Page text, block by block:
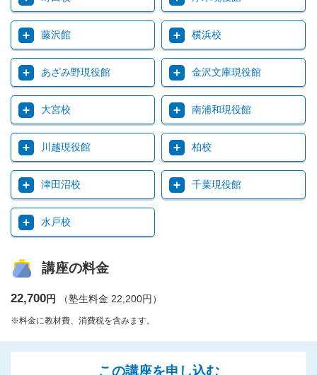
藤沢館 横浜校
あざみ野現役館 金沢文庫現役館
大宮校 南浦和現役館
川越現役館 柏校
津田沼校 千葉現役館
水戸校
講座の料金
22,700円 （塾生料金 22,200円）
※料金に教材費、消費税を含みます。
この講座を申し込む